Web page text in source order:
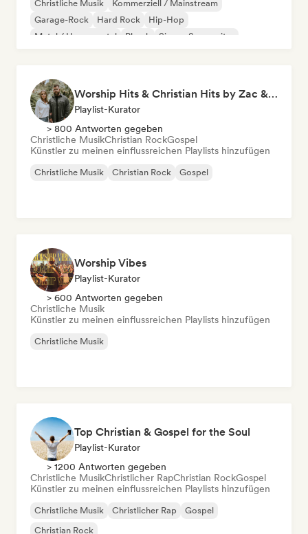
Christliche Musik
Kommerziell / Mainstream
Garage-Rock
Hard Rock
Hip-Hop
Metal / Heavy metal
Phonk Singer-Songwriter
Worship Hits & Christian Hits by Zac & Mikaela
Playlist-Kurator
> 800 Antworten gegeben
Christliche MusikChristian RockGospel
Künstler zu meinen einflussreichen Playlists hinzufügen
Christliche Musik Christian Rock Gospel
Worship Vibes
Playlist-Kurator
> 600 Antworten gegeben
Christliche Musik
Künstler zu meinen einflussreichen Playlists hinzufügen
Christliche Musik
Top Christian & Gospel for the Soul
Playlist-Kurator
> 1200 Antworten gegeben
Christliche MusikChristlicher RapChristian RockGospel
Künstler zu meinen einflussreichen Playlists hinzufügen
Christliche Musik Christlicher Rap
Gospel
Christian Rock